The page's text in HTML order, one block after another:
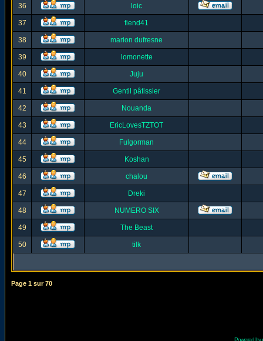
36 loic
37 fiend41
38 marion dufresne
39 lomonette
40 Juju
41 Gentil pâtissier
42 Nouanda
43 EricLovesTZTOT
44 Fulgorman
45 Koshan
46 chalou
47 Dreki
48 NUMERO SIX
49 The Beast
50 tilk
Page 1 sur70
Powered by